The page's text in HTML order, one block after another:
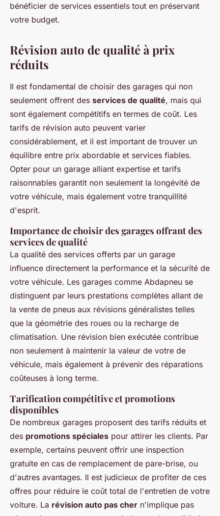
bénéficier de services essentiels tout en préservant
votre budget.
Révision auto de qualité à prix
réduits
Il est fondamental de choisir des garages qui non
seulement offrent des services de qualité, mais qui
sont également compétitifs en termes de coût. Les
tarifs de révision auto peuvent varier
considérablement, et il est important de trouver un
équilibre entre prix abordable et services fiables.
Opter pour un garage alliant expertise et tarifs
raisonnables garantit non seulement la longévité de
votre véhicule, mais également votre tranquillité
d'esprit.
Importance de choisir des garages offrant des
services de qualité
La qualité des services offerts par un garage
influence directement la performance et la sécurité de
votre véhicule. Les garages comme Abdapneu se
distinguent par leurs prestations complètes allant de
la vente de pneus aux révisions généralistes telles
que la géométrie des roues ou la recharge de
climatisation. Une révision bien exécutée contribue
non seulement à maintenir la valeur de votre de
véhicule, mais également à prévenir des réparations
coûteuses à long terme.
Tarification compétitive et promotions
disponibles
De nombreux garages proposent des tarifs réduits et
des promotions spéciales pour attirer les clients. Par
exemple, certains peuvent offrir une inspection
gratuite en cas de remplacement de pare-brise, ou
d'autres avantages. Il est judicieux de profiter de ces
offres pour réduire le coût total de l'entretien de votre
voiture. La révision auto pas cher n'implique pas